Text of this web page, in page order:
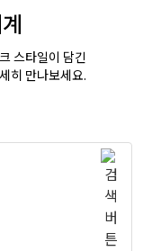
스타일이 담긴
히 만나보세요.